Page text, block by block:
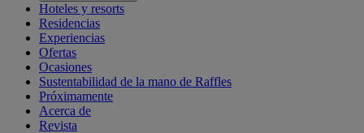
Hoteles y resorts
Residencias
Experiencias
Ofertas
Ocasiones
Sustentabilidad de la mano de Raffles
Próximamente
Acerca de
Revista